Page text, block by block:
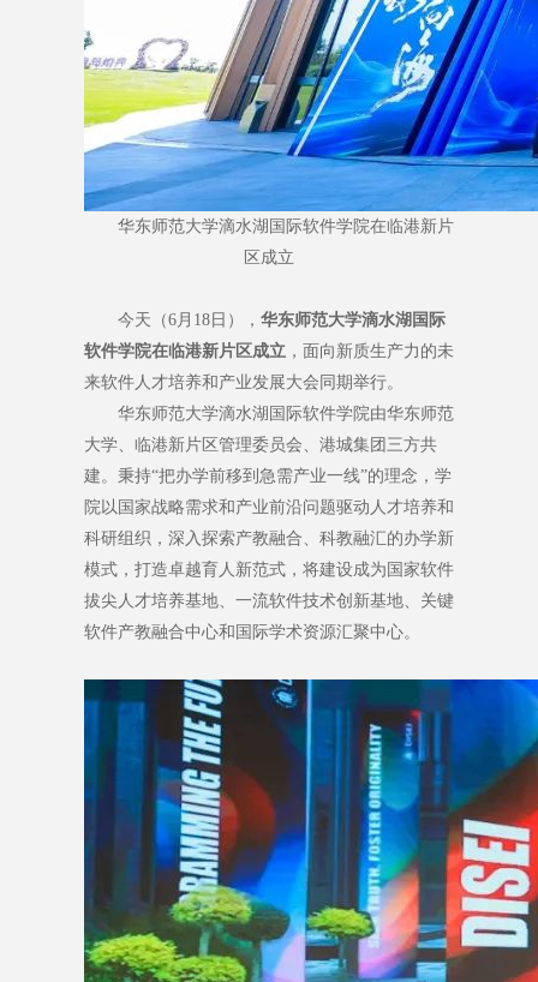
华东师范大学滴水湖国际软件学院在临港新片
区成立
今天（6月18日）， 华东师范大学滴水湖国际
软件学院在临港新片区成立 ，面向新质生产力的未
来软件人才培养和产业发展大会同期举行。
华东师范大学滴水湖国际软件学院由华东师范
大学、临港新片区管理委员会、港城集团三方共
建。秉持“把办学前移到急需产业一线”的理念，学
院以国家战略需求和产业前沿问题驱动人才培养和
科研组织，深入探索产教融合、科教融汇的办学新
模式，打造卓越育人新范式，将建设成为国家软件
拔尖人才培养基地、一流软件技术创新基地、关键
软件产教融合中心和国际学术资源汇聚中心。